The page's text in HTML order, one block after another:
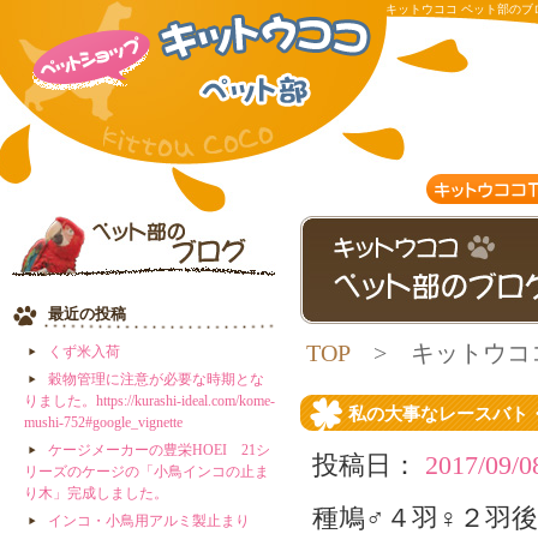
キットウココ ペット部の
ースに参加出来そうです。
最近の投稿
くず米入荷
穀物管理に注意が必要な時期とな
りました。https://kurashi-ideal.com/kome-
mushi-752#google_vignette
ケージメーカーの豊栄HOEI 21シ
リーズのケージの「小鳥インコの止ま
り木」完成しました。
インコ・小鳥用アルミ製止まり
TOP> キットウコ
私の大事なレースバト
投稿日：
2017/09/
種鳩♂４羽♀２羽